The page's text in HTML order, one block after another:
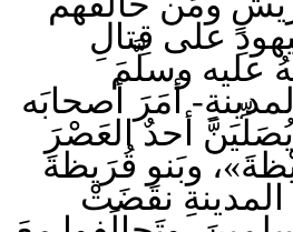
على قِتالِ
عليه وسلَّمَ
أمَرَ أصحابَه
أحدٌ العَصْرَ
وبَنو قُرَيظةَ
نقَضَتْ